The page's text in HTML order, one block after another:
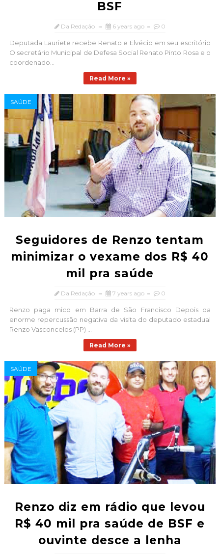
BSF
Da Redação 6 years ago 0
Deputada Lauriete recebe Renato e Elvécio em seu escritório
O secretário Municipal de Defesa Social Renato Pinto Rosa e o
coordenado...
Read More »
SAÚDE
Seguidores de Renzo tentam
minimizar o vexame dos R$ 40
mil pra saúde
Da Redação 7 years ago 0
Renzo paga mico em Barra de São Francisco Depois da
enorme repercussão negativa da visita do deputado estadual
Renzo Vasconcelos (PP) ...
Read More »
SAÚDE
Renzo diz em rádio que levou
R$ 40 mil pra saúde de BSF e
ouvinte desce a lenha